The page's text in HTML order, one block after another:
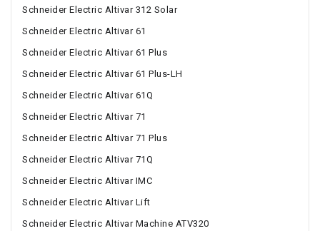
Schneider Electric Altivar 312 Solar
Schneider Electric Altivar 61
Schneider Electric Altivar 61 Plus
Schneider Electric Altivar 61 Plus-LH
Schneider Electric Altivar 61Q
Schneider Electric Altivar 71
Schneider Electric Altivar 71 Plus
Schneider Electric Altivar 71Q
Schneider Electric Altivar IMC
Schneider Electric Altivar Lift
Schneider Electric Altivar Machine ATV320